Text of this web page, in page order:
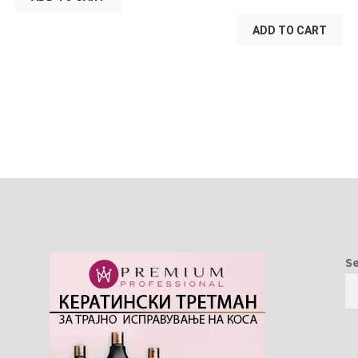
ADD TO CART